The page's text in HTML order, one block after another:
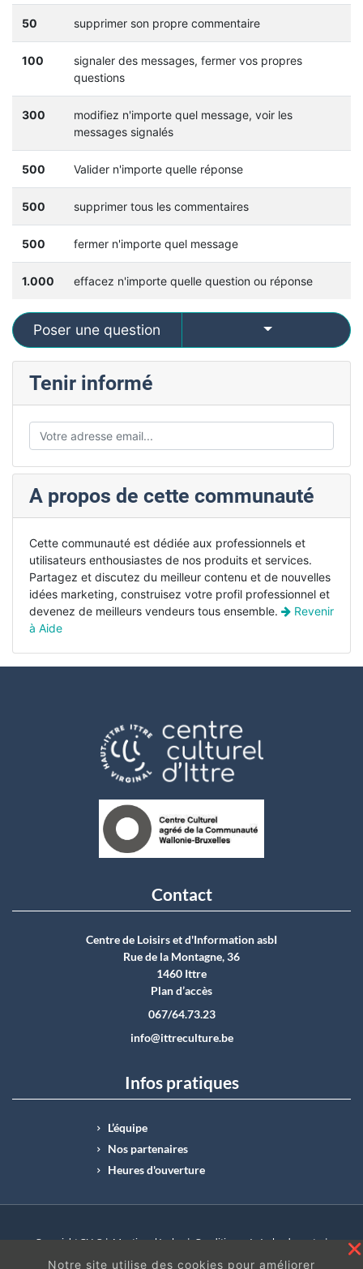
50 supprimer son propre commentaire
100
signaler des messages, fermer vos propres
questions
300
modifiez n'importe quel message, voir les
messages signalés
500 Valider n'importe quelle réponse
500 supprimer tous les commentaires
500 fermer n'importe quel message
1.000 effacez n'importe quelle question ou réponse
Poser une question Select Post
Tenir informé
A propos de cette communauté
Cette communauté est dédiée aux professionnels et
utilisateurs enthousiastes de nos produits et services.
Partagez et discutez du meilleur contenu et de nouvelles
idées marketing, construisez votre profil professionnel et
devenez de meilleurs vendeurs tous ensemble.
Revenir
à Aide
Contact
Centre de Loisirs et d'Information asbI
Rue de la Montagne, 36
1460 Ittre
Plan d’accès
067/64.73.23
info@ittreculture.be
Infos pratiques
L’équipe
Nos partenaires
Heures d'ouverture
Copyright CLI © | Mentions légales | Conditions générales de vente |
N°Entreprise : BE0414.742.009 |
BE50 0012 6285 4518
Notre site utilise des cookies pour améliorer